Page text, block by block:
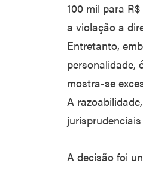
100 mil para
a violação a
Entretanto,
personalidade,
mostra-se
A
A decisão foi